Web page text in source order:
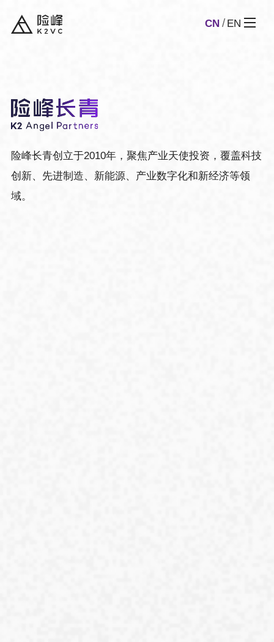
CN EN
险峰长青创立于2010年，聚焦产业天使投资，覆盖科技
创新、先进制造、新能源、产业数字化和新经济等领
域。